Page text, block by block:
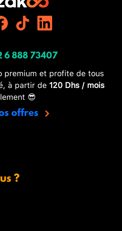
6 888 73407
premium et profite de tous
à partir de 120 Dhs / mois
😎
offres
?